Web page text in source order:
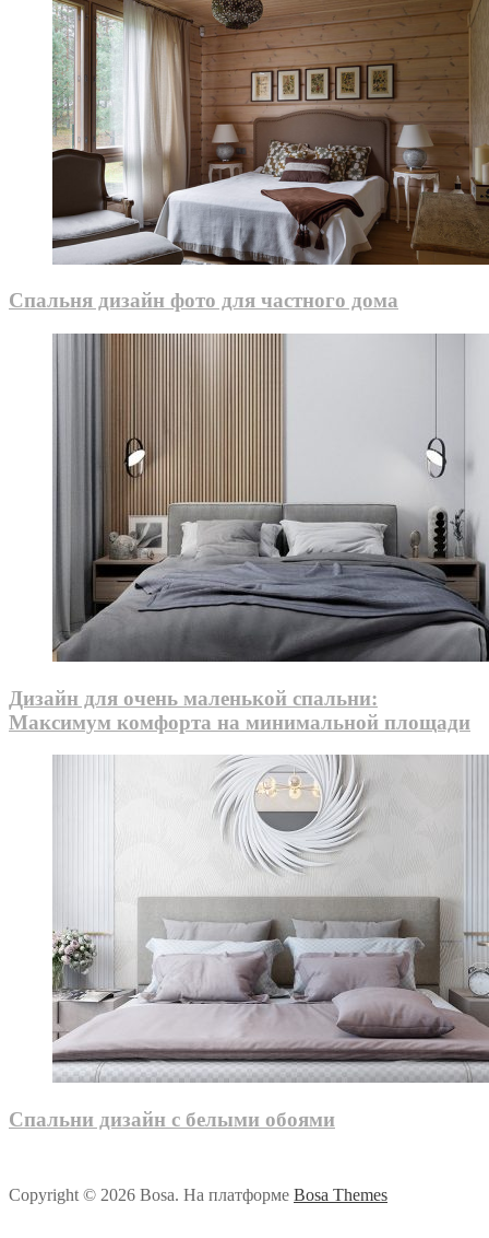
Спальня дизайн фото для частного дома
Дизайн для очень маленькой спальни:
Максимум комфорта на минимальной площади
Спальни дизайн с белыми обоями
Copyright © 2026 Bosa. На платформе Bosa Themes